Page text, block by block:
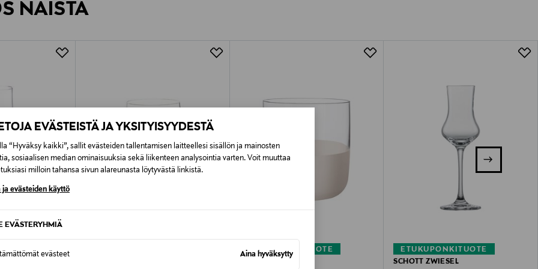
EVÄSTEISTÄ JA YKSITYISYYDESTÄ
“Hyväksy kaikki”, sallit evästeiden tallentamisen laitteellesi sisällön ja mainosten
sosiaalisen median ominaisuuksia sekä liikenteen analysointia varten. Voit muuttaa
milloin tahansa sivun alareunasta löytyvästä linkistä.
ja evästeiden käyttö
EVÄSTERYHMIÄ
evästeet Aina hyväksytty
Alk. 6,90 €, kun toimitus on saatavilla valittuun osoitteeseen.
NÄISTÄ
ETUKUPONKITUOTE
ETUKUPONKITUOTE
SCHOTT ZWIESEL